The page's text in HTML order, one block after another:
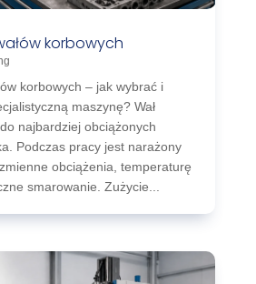
korbowych
korbowych – jak wybrać i
maszynę? Wał
najbardziej obciążonych
Podczas pracy jest narażony
obciążenia, temperaturę
smarowanie. Zużycie...